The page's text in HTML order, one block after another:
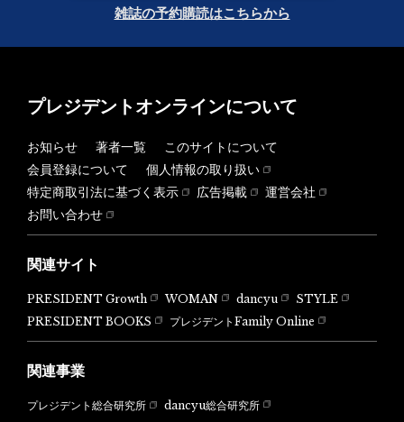
雑誌の予約購読はこちらから
プレジデントオンラインについて
お知らせ 著者一覧
このサイトについて
会員登録について
個人情報の取り扱い
特定商取引法に基づく表示
広告掲載
運営会社
お問い合わせ
関連サイト
PRESIDENT Growth WOMAN dancyu
STYLE
PRESIDENT BOOKS
プレジデントFamily Online
関連事業
プレジデント総合研究所 dancyu総合研究所